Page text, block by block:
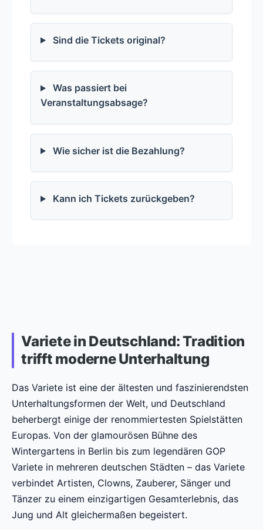
Sind die Tickets original?
Was passiert bei
Veranstaltungsabsage?
Wie sicher ist die Bezahlung?
Kann ich Tickets zurückgeben?
Variete in Deutschland: Tradition
trifft moderne Unterhaltung
Das Variete ist eine der ältesten und faszinierendsten
Unterhaltungsformen der Welt, und Deutschland
beherbergt einige der renommiertesten Spielstätten
Europas. Von der glamourösen Bühne des
Wintergartens in Berlin bis zum legendären GOP
Variete in mehreren deutschen Städten – das Variete
verbindet Artisten, Clowns, Zauberer, Sänger und
Tänzer zu einem einzigartigen Gesamterlebnis, das
Jung und Alt gleichermaßen begeistert.